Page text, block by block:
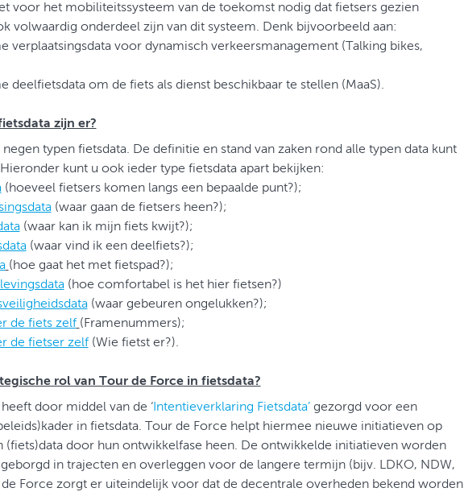
voor het mobiliteitssysteem van de toekomst nodig dat fietsers gezien
volwaardig onderdeel zijn van dit systeem. Denk bijvoorbeeld aan:
verplaatsingsdata voor dynamisch verkeersmanagement (Talking bikes,
deelfietsdata om de fiets als dienst beschikbaar te stellen (MaaS).
zijn er?
typen fietsdata. De definitie en stand van zaken rond alle typen data kunt
kunt u ook ieder type fietsdata apart bekijken:
(hoeveel fietsers komen langs een bepaalde punt?);
(waar gaan de fietsers heen?);
(waar kan ik mijn fiets kwijt?);
(waar vind ik een deelfiets?);
(hoe gaat het met fietspad?);
(hoe comfortabel is het hier fietsen?)
(waar gebeuren ongelukken?);
de fiets zelf (Framenummers);
de fietser zelf (Wie fietst er?).
rol van Tour de Force in fietsdata?
door middel van de ‘Intentieverklaring Fietsdata’gezorgd voor een
in fietsdata. Tour de Force helpt hiermee nieuwe initiatieven op
(fiets)data door hun ontwikkelfase heen. De ontwikkelde initiatieven worden
in trajecten en overleggen voor de langere termijn (bijv. LDKO, NDW,
de Force zorgt er uiteindelijk voor dat de decentrale overheden bekend worden